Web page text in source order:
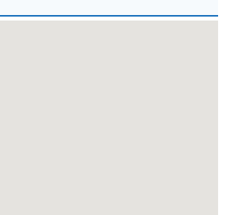
すすめです。道中はカーブが多く、ア